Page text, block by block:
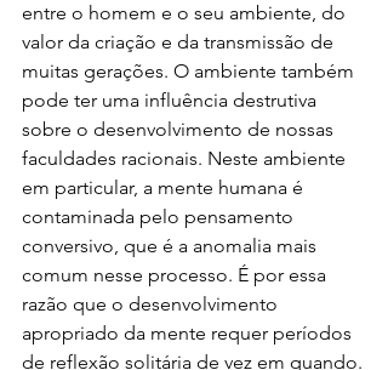
entre o homem e o seu ambiente, do
valor da criação e da transmissão de
muitas gerações. O ambiente também
pode ter uma influência destrutiva
sobre o desenvolvimento de nossas
faculdades racionais. Neste ambiente
em particular, a mente humana é
contaminada pelo pensamento
conversivo, que é a anomalia mais
comum nesse processo. É por essa
razão que o desenvolvimento
apropriado da mente requer períodos
de reflexão solitária de vez em quando.